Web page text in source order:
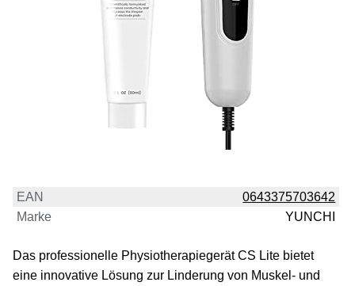
EAN
0643375703642
Marke
YUNCHI
Das professionelle Physiotherapiegerät CS Lite bietet
eine innovative Lösung zur Linderung von Muskel- und